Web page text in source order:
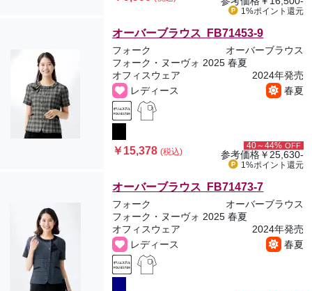
1%ポイント 還元
オーバーブラウス FB71453-9
フォーク
オーバーブラウス
フォーク・ヌーヴォ 2025 春夏
オフィスウェア
2024年発売
レディース
春夏
￥15,378(税込)
40～44% OFF
参考価格￥25,630-
1%ポイント 還元
オーバーブラウス FB71473-7
フォーク
オーバーブラウス
フォーク・ヌーヴォ 2025 春夏
オフィスウェア
2024年発売
レディース
春夏